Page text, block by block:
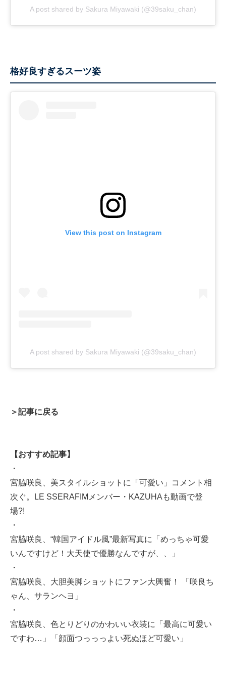
A post shared by Sakura Miyawaki (@39saku_chan)
格好良すぎるスーツ姿
View this post on Instagram
A post shared by Sakura Miyawaki (@39saku_chan)
＞記事に戻る
【おすすめ記事】
・
宮脇咲良、美スタイルショットに「可愛い」コメント相
次ぐ。LE SSERAFIMメンバー・KAZUHAも動画で登
場?!
・
宮脇咲良、“韓国アイドル風”最新写真に「めっちゃ可愛
いんですけど！大天使で優勝なんですが、、」
・
宮脇咲良、大胆美脚ショットにファン大興奮！ 「咲良ち
ゃん、サランヘヨ」
・
宮脇咲良、色とりどりのかわいい衣装に「最高に可愛い
ですわ…」「顔面つっっっよい死ぬほど可愛い」